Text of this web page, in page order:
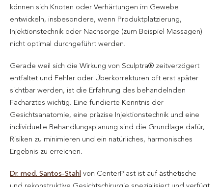
können sich Knoten oder Verhärtungen im Gewebe
entwickeln, insbesondere, wenn Produktplatzierung,
Injektionstechnik oder Nachsorge (zum Beispiel Massagen)
nicht optimal durchgeführt werden.
Gerade weil sich die Wirkung von Sculptra® zeitverzögert
entfaltet und Fehler oder Überkorrekturen oft erst später
sichtbar werden, ist die Erfahrung des behandelnden
Facharztes wichtig. Eine fundierte Kenntnis der
Gesichtsanatomie, eine präzise Injektionstechnik und eine
individuelle Behandlungsplanung sind die Grundlage dafür,
Risiken zu minimieren und ein natürliches, harmonisches
Ergebnis zu erreichen.
Dr. med. Santos-Stahl von CenterPlast ist auf ästhetische